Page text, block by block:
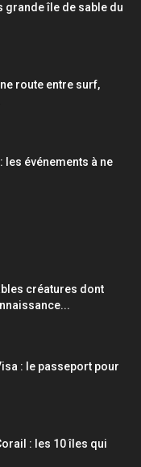
grande île de sable du
route entre surf,
les événements à ne
créatures dont
: le passeport pour
: les 10 îles qui